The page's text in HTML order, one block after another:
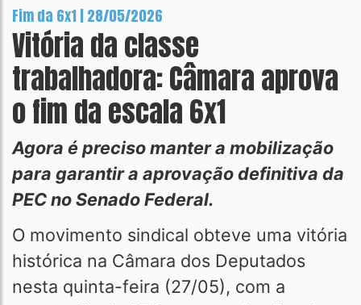
Fim da 6x1 | 28/05/2026
Vitória da classe
trabalhadora: Câmara aprova
o fim da escala 6x1
Agora é preciso manter a mobilização
para garantir a aprovação definitiva da
PEC no Senado Federal.
O movimento sindical obteve uma vitória
histórica na Câmara dos Deputados
nesta quinta-feira (27/05), com a